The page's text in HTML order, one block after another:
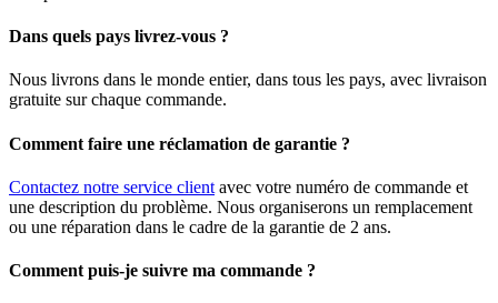
Dans quels pays livrez-vous ?
Nous livrons dans le monde entier, dans tous les pays, avec livraison
gratuite sur chaque commande.
Comment faire une réclamation de garantie ?
Contactez notre service client avec votre numéro de commande et
une description du problème. Nous organiserons un remplacement
ou une réparation dans le cadre de la garantie de 2 ans.
Comment puis-je suivre ma commande ?